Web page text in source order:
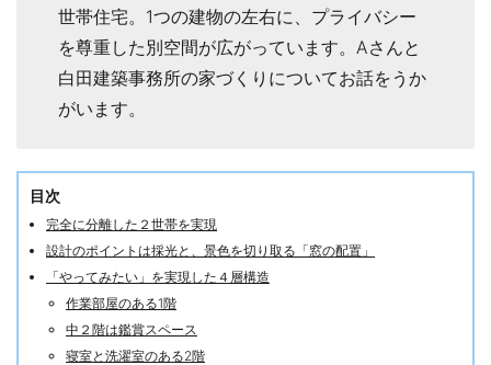
世帯住宅。1つの建物の左右に、プライバシー
を尊重した別空間が広がっています。Aさんと
白田建築事務所の家づくりについてお話をうか
がいます。
目次
完全に分離した２世帯を実現
設計のポイントは採光と、景色を切り取る「窓の配置」
「やってみたい」を実現した４層構造
作業部屋のある1階
中２階は鑑賞スペース
寝室と洗濯室のある2階